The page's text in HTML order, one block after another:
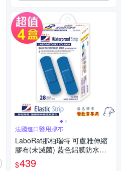
法國進口醫用膠布
LaboRat那柏瑞特 可盧雅伸縮
膠布(未滅菌) 藍色鋁膜防水膠
布28片(2x7.2cm)(4盒組)
$439